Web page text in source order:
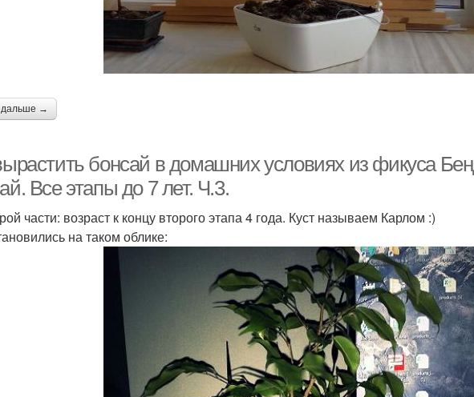
дальше →
бонсай в домашних условиях из фикуса
Все этапы до 7 лет. Ч.3.
части: возраст к концу второго этапа 4 года. Куст называем Карлом :)
на таком облике: